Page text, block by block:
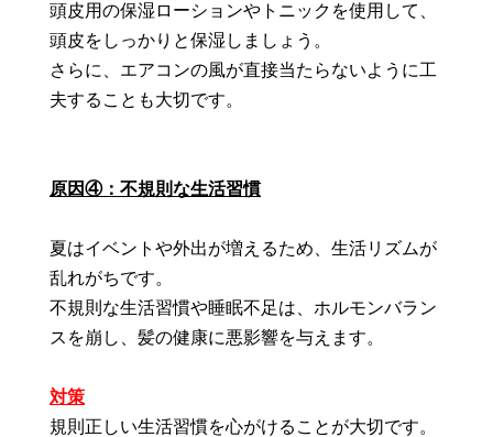
頭皮用の保湿ローションやトニックを使用して、
頭皮をしっかりと保湿しましょう。
さらに、エアコンの風が直接当たらないように工
夫することも大切です。
原因④：不規則な生活習慣
夏はイベントや外出が増えるため、生活リズムが
乱れがちです。
不規則な生活習慣や睡眠不足は、ホルモンバラン
スを崩し、髪の健康に悪影響を与えます。
対策
規則正しい生活習慣を心がけることが大切です。